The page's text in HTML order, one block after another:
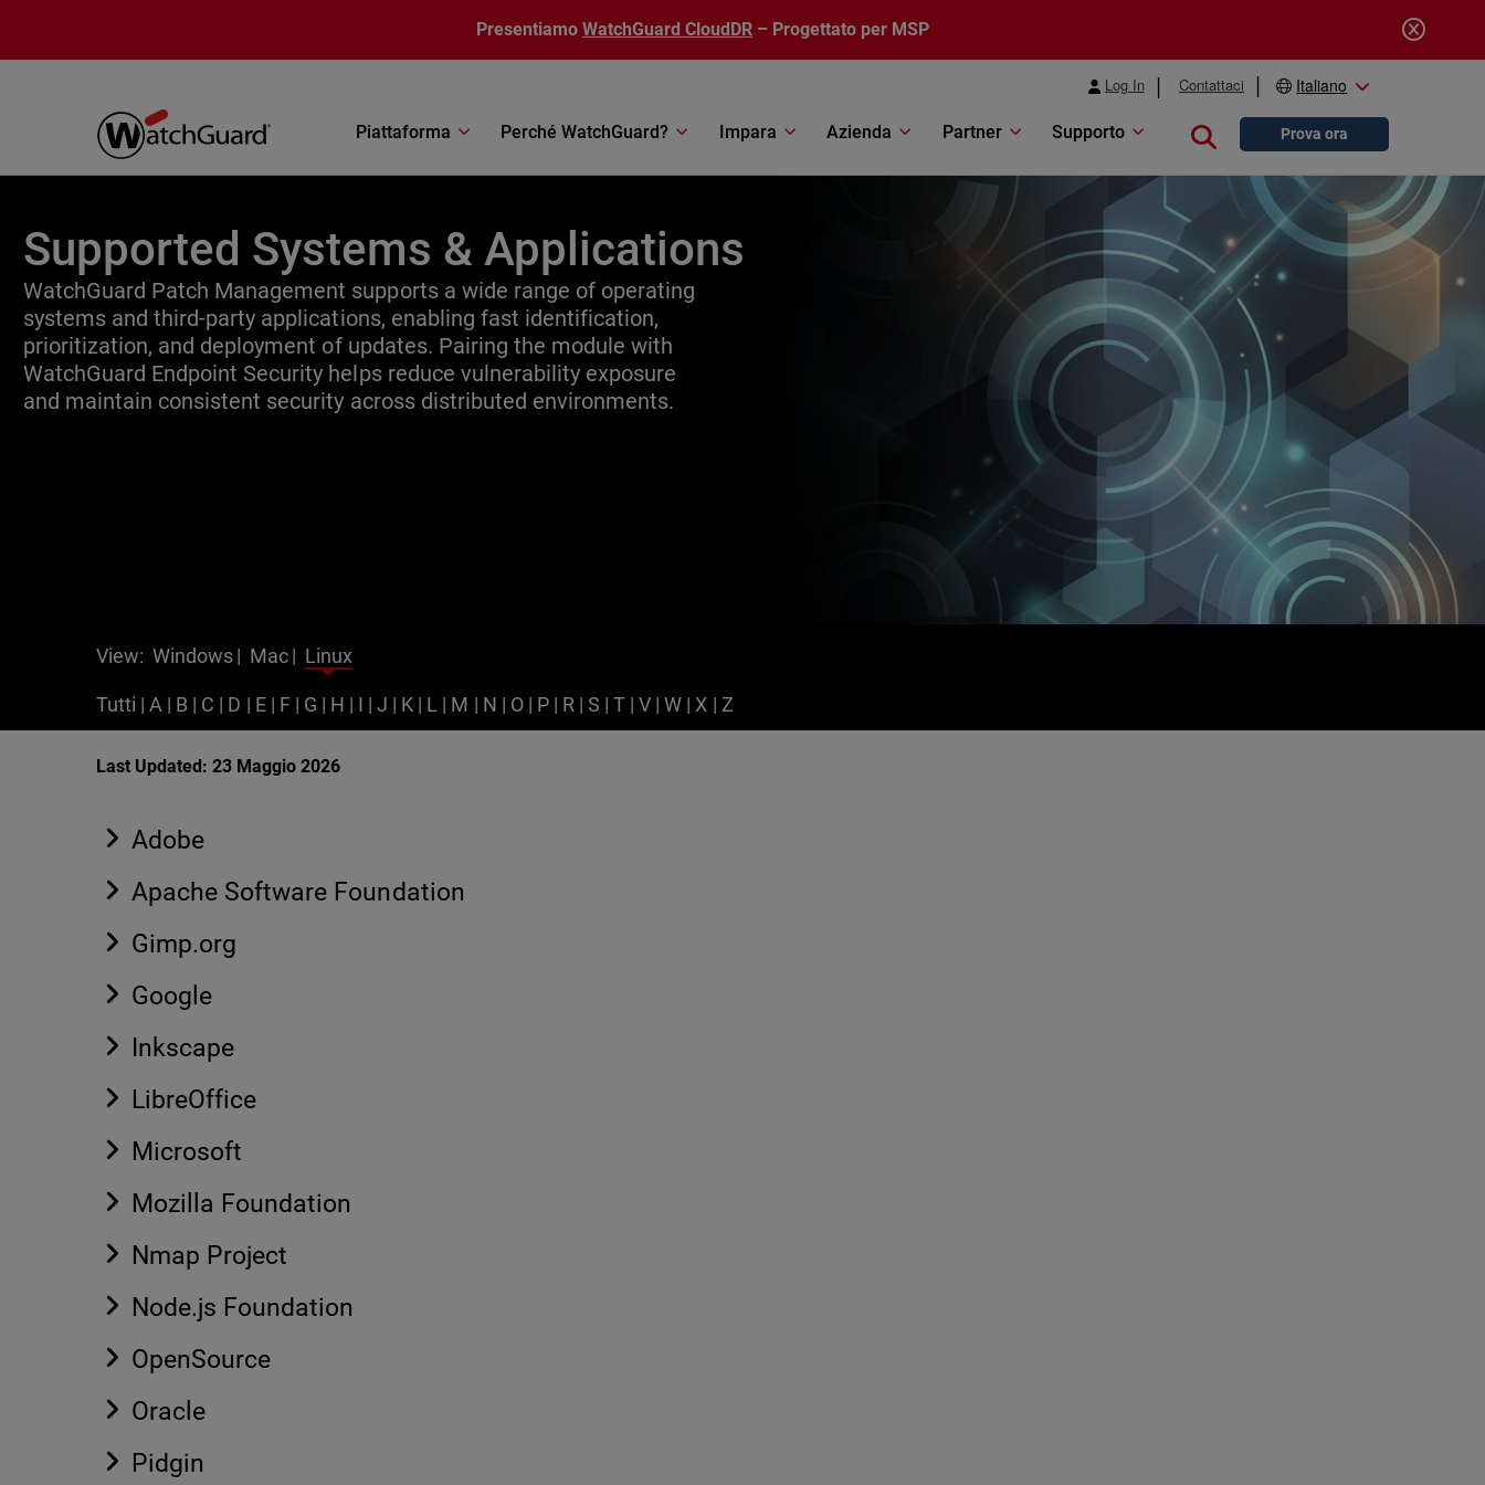
Presentiamo WatchGuard CloudDR – Progettato per MSP
Log In Contattaci Italiano
Piattaforma Perché WatchGuard? Impara Azienda Partner Supporto Close searchProva ora
Supported Systems & Applications
WatchGuard Patch Management supports a wide range of operating
systems and third-party applications, enabling fast identification,
prioritization, and deployment of updates. Pairing the module with
WatchGuard Endpoint Security helps reduce vulnerability exposure
and maintain consistent security across distributed environments.
View: Windows | Mac| Linux
Tutti | A | B | C | D | E | F | G | H | I |J | K | L | M | N | O | P | R |S |T |V |W | X | Z
Last Updated: 23 Maggio 2026
Adobe
Apache Software Foundation
Gimp.org
Google
Inkscape
LibreOffice
Microsoft
Mozilla Foundation
Nmap Project
Node.js Foundation
OpenSource
Oracle
Pidgin